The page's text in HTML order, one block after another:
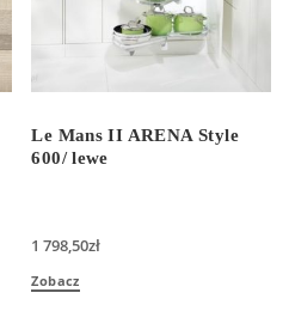
Le Mans II ARENA Style
600/ lewe
1 798,50zł
Zobacz